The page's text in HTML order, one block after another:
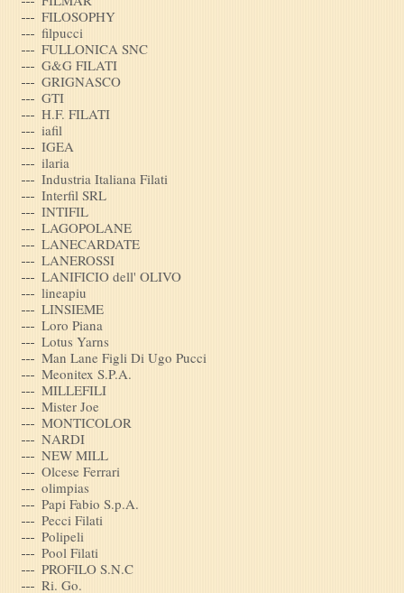
FILOSOPHY
filpucci
FULLONICA SNC
G&G FILATI
GRIGNASCO
GTI
H.F. FILATI
iafil
IGEA
ilaria
Industria Italiana Filati
Interfil SRL
INTIFIL
LAGOPOLANE
LANECARDATE
LANEROSSI
LANIFICIO dell' OLIVO
lineapiu
LINSIEME
Loro Piana
Lotus Yarns
Man Lane Figli Di Ugo Pucci
Meonitex S.P.A.
MILLEFILI
Mister Joe
MONTICOLOR
NARDI
NEW MILL
Olcese Ferrari
olimpias
Papi Fabio S.p.A.
Pecci Filati
Polipeli
Pool Filati
PROFILO S.N.C
Ri. Go.